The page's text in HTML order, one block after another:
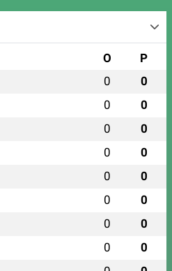
O P
0 0
0 0
0 0
0 0
0 0
0 0
0 0
0 0